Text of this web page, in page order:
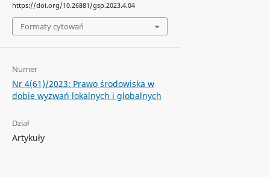
https://doi.org/10.26881/gsp.2023.4.04
Formaty cytowań
Numer
Nr 4(61)/2023: Prawo środowiska w
dobie wyzwań lokalnych i globalnych
Dział
Artykuły